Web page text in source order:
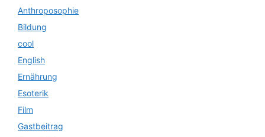
Anthroposophie
Bildung
cool
English
Ernährung
Esoterik
Film
Gastbeitrag